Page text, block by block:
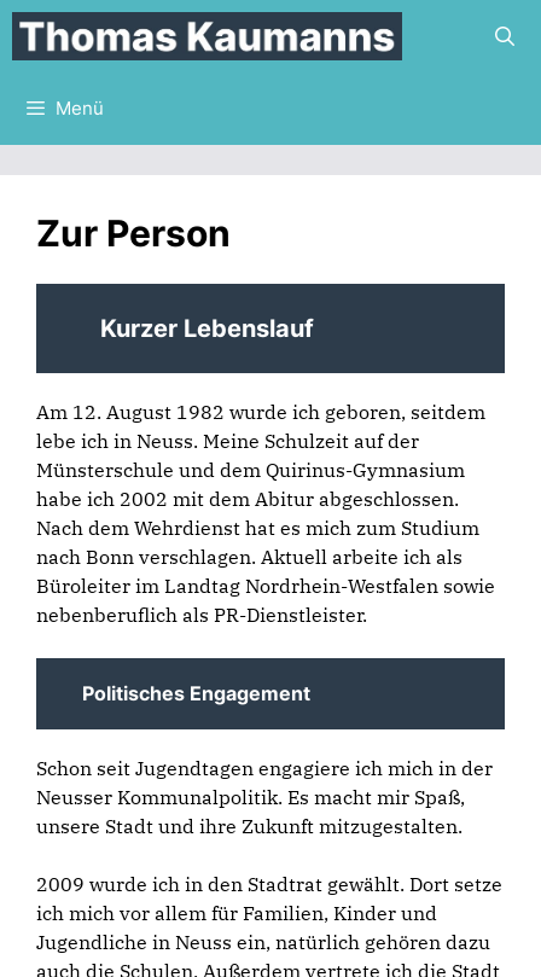
Zum
Inhalt
springen
Menü
Zur Person
Kurzer Lebenslauf
Am 12. August 1982 wurde ich geboren, seitdem
lebe ich in Neuss. Meine Schulzeit auf der
Münsterschule und dem Quirinus-Gymnasium
habe ich 2002 mit dem Abitur abgeschlossen.
Nach dem Wehrdienst hat es mich zum Studium
nach Bonn verschlagen. Aktuell arbeite ich als
Büroleiter im Landtag Nordrhein-Westfalen sowie
nebenberuflich als PR-Dienstleister.
Politisches Engagement
Schon seit Jugendtagen engagiere ich mich in der
Neusser Kommunalpolitik. Es macht mir Spaß,
unsere Stadt und ihre Zukunft mitzugestalten.
2009 wurde ich in den Stadtrat gewählt. Dort setze
ich mich vor allem für Familien, Kinder und
Jugendliche in Neuss ein, natürlich gehören dazu
auch die Schulen. Außerdem vertrete ich die Stadt